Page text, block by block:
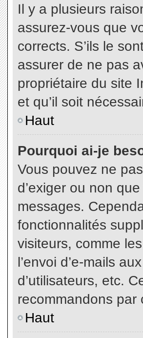
Il y a plusieurs
assurez-vous que
corrects. S’ils le
assurer de ne pas
propriétaire du site
et qu’il soit
Haut
Pourquoi ai-je
Vous pouvez ne
d’exiger ou non
messages.
fonctionnalités
visiteurs, comme
l’envoi d’e-mails
d’utilisateurs, etc.
recommandons
Haut